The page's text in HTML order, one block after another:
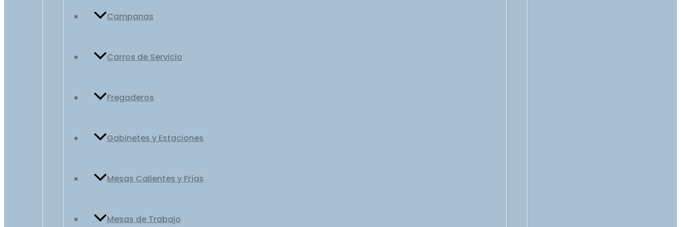
Campanas
Carros de Servicio
Fregaderos
Gabinetes y Estaciones
Mesas Calientes y Frías
Mesas de Trabajo